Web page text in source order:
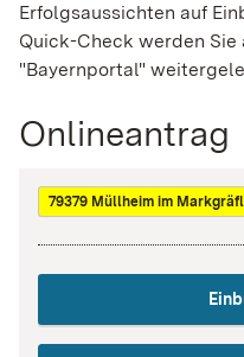
Erfolgsaussichten auf
Quick-Check werden
"Bayernportal"
Onlineantrag
79379 Müllheim im